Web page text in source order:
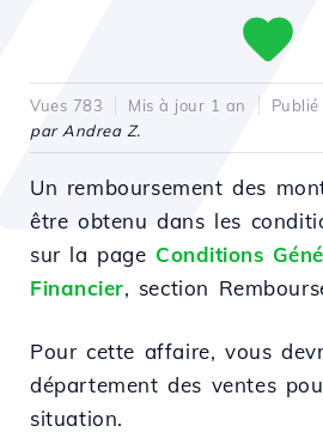
Vues 783 Mis à jour 1 an
par Andrea Z.
Un remboursement des
être obtenu dans les
sur la page Conditions
Financier, section
Pour cette affaire, vous
département des ventes
situation.